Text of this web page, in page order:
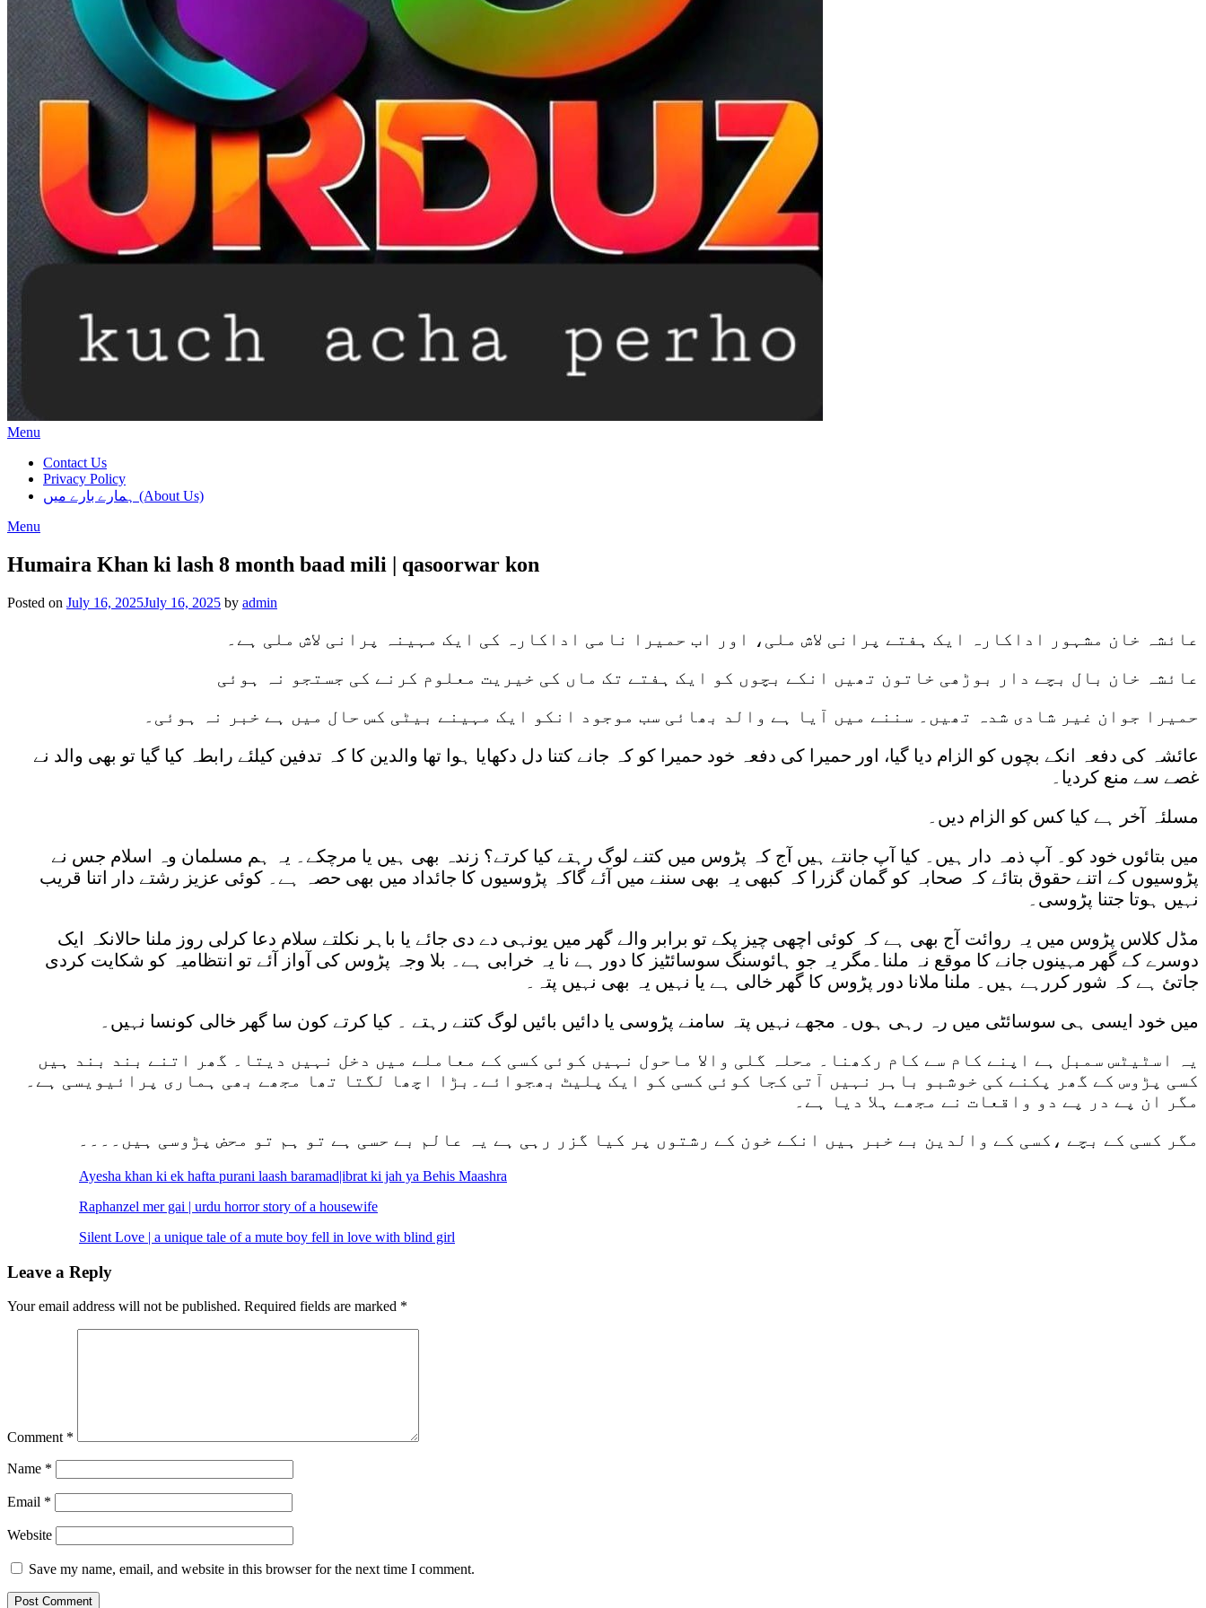
Menu
Contact Us
Privacy Policy
ہمارے بارے میں (About Us)
Menu
Humaira Khan ki lash 8 month baad mili | qasoorwar kon
Posted on July 16, 2025July 16, 2025 by admin
عائشہ خان مشہور اداکارہ ایک ہفتے پرانی لاش ملی، اور اب حمیرا نامی اداکارہ کی ایک مہینہ پرانی لاش ملی ہے۔
عائشہ خان بال بچے دار بوڑھی خاتون تھیں انکے بچوں کو ایک ہفتے تک ماں کی خیریت معلوم کرنے کی جستجو نہ ہوئی
حمیرا جوان غیر شادی شدہ تھیں۔ سننے میں آیا ہے والد بھائی سب موجود انکو ایک مہینے بیٹی کس حال میں ہے خبر نہ ہوئی۔
عائشہ کی دفعہ انکے بچوں کو الزام دیا گیا، اور حمیرا کی دفعہ خود حمیرا کو کہ جانے کتنا دل دکھایا ہوا تھا والدین کا کہ تدفین کیلئے رابطہ کیا گیا تو بھی والد نے
غصے سے منع کردیا۔
مسلئہ آخر ہے کیا کس کو الزام دیں۔
میں بتائوں خود کو۔ آپ ذمہ دار ہیں۔ کیا آپ جانتے ہیں آج کہ پڑوس میں کتنے لوگ رہتے کیا کرتے؟ زندہ بھی ہیں یا مرچکے۔ یہ ہم مسلمان وہ اسلام جس نے
پڑوسیوں کے اتنے حقوق بتائے کہ صحابہ کو گمان گزرا کہ کبھی یہ بھی سننے میں آئے گاکہ پڑوسیوں کا جائداد میں بھی حصہ ہے۔ کوئی عزیز رشتے دار اتنا قریب
نہیں ہوتا جتنا پڑوسی۔
مڈل کلاس پڑوس میں یہ روائت آج بھی ہے کہ کوئی اچھی چیز پکے تو برابر والے گھر میں یونہی دے دی جائے یا باہر نکلتے سلام دعا کرلی روز ملنا حالانکہ ایک
دوسرے کے گھر مہینوں جانے کا موقع نہ ملنا۔مگر یہ جو ہائوسنگ سوسائٹیز کا دور ہے نا یہ خرابی ہے۔ بلا وجہ پڑوس کی آواز آئے تو انتظامیہ کو شکایت کردی
جاتئ ہے کہ شور کررہے ہیں۔ ملنا ملانا دور پڑوس کا گھر خالی ہے یا نہیں یہ بھی نہیں پتہ۔
میں خود ایسی ہی سوسائٹی میں رہ رہی ہوں۔ مجھے نہیں پتہ سامنے پڑوسی یا دائیں بائیں لوگ کتنے رہتے ۔ کیا کرتے کون سا گھر خالی کونسا نہیں۔
یہ اسٹیٹس سمبل ہے اپنے کام سے کام رکھنا۔ محلہ گلی والا ماحول نہیں کوئی کسی کے معاملے میں دخل نہیں دیتا۔ گھر اتنے بند بند ہیں
کسی پڑوس کے گھر پکنے کی خوشبو باہر نہیں آتی کجا کوئی کسی کو ایک پلیٹ بھجوائے۔بڑا اچھا لگتا تھا مجھے بھی ہماری پرائیویسی ہے۔
مگر ان پے در پے دو واقعات نے مجھے ہلا دیا ہے۔
مگر کسی کے بچے ،کسی کے والدین بے خبر ہیں انکے خون کے رشتوں پر کیا گزر رہی ہے یہ عالم بے حسی ہے تو ہم تو محض پڑوسی ہیں۔۔۔۔
Ayesha khan ki ek hafta purani laash baramad|ibrat ki jah ya Behis Maashra
Raphanzel mer gai | urdu horror story of a housewife
Silent Love | a unique tale of a mute boy fell in love with blind girl
Leave a Reply
Your email address will not be published. Required fields are marked *
Comment *
Name *
Email *
Website
Save my name, email, and website in this browser for the next time I comment.